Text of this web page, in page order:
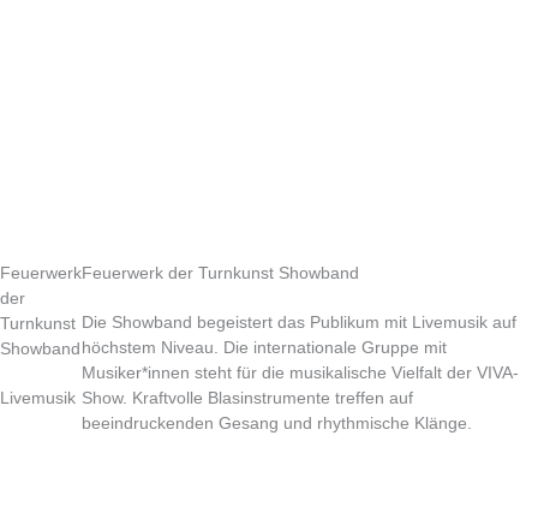
Feuerwerk
der
Turnkunst
Showband
Livemusik
Feuerwerk der Turnkunst Showband
Die Showband begeistert das Publikum mit Livemusik auf
höchstem Niveau. Die internationale Gruppe mit
Musiker*innen steht für die musikalische Vielfalt der VIVA-
Show. Kraftvolle Blasinstrumente treffen auf
beeindruckenden Gesang und rhythmische Klänge.